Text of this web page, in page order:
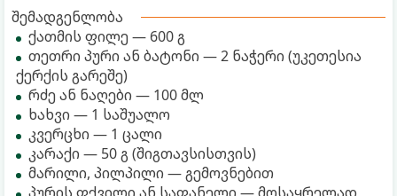
შემადგენლობა
ქათმის ფილე ― 600 გ
თეთრი პური ან ბატონი ― 2 ნაჭერი (უკეთესია
ქერქის გარეშე)
რძე ან ნაღები ― 100 მლ
ხახვი ― 1 საშუალო
კვერცხი ― 1 ცალი
კარაქი ― 50 გ (შიგთავსისთვის)
მარილი, პილპილი ― გემოვნებით